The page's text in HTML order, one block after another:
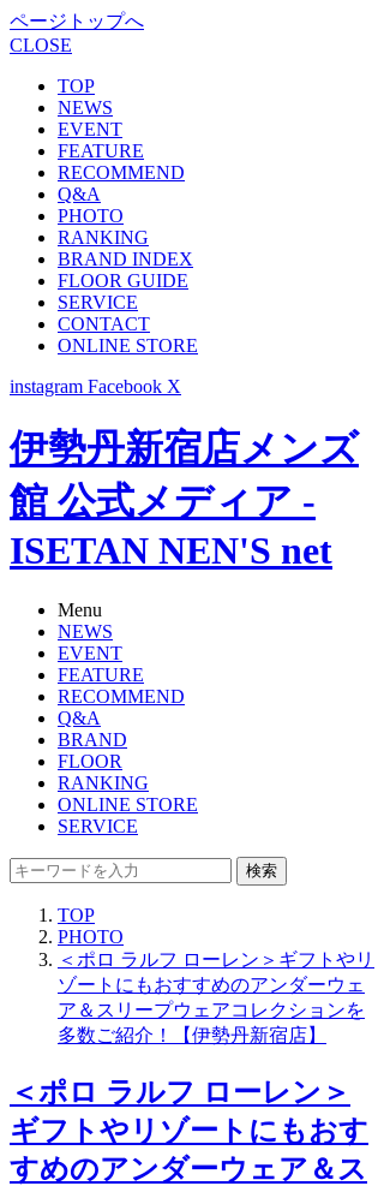
ページトップへ
CLOSE
TOP
NEWS
EVENT
FEATURE
RECOMMEND
Q&A
PHOTO
RANKING
BRAND INDEX
FLOOR GUIDE
SERVICE
CONTACT
ONLINE STORE
instagram Facebook X
伊勢丹新宿店メンズ
館 公式メディア -
ISETAN NEN'S net
Menu
NEWS
EVENT
FEATURE
RECOMMEND
Q&A
BRAND
FLOOR
RANKING
ONLINE STORE
SERVICE
検索
TOP
PHOTO
＜ポロ ラルフ ローレン＞ギフトやリ
ゾートにもおすすめのアンダーウェ
ア＆スリープウェアコレクションを
多数ご紹介！【伊勢丹新宿店】
＜ポロ ラルフ ローレン＞
ギフトやリゾートにもおす
すめのアンダーウェア＆ス